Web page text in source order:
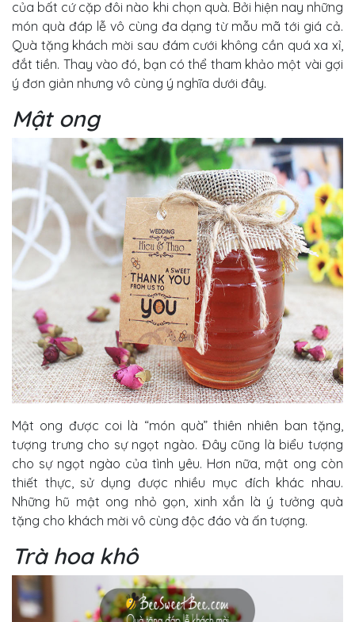
của bất cứ cặp đôi nào khi chọn quà. Bởi hiện nay những
món quà đáp lễ vô cùng đa dạng từ mẫu mã tới giá cả.
Quà tặng khách mời sau đám cưới không cần quá xa xỉ,
đắt tiền. Thay vào đó, bạn có thể tham khảo một vài gợi
ý đơn giản nhưng vô cùng ý nghĩa dưới đây.
Mật ong
Mật ong được coi là “món quà” thiên nhiên ban tặng,
tượng trưng cho sự ngọt ngào. Đây cũng là biểu tượng
cho sự ngọt ngào của tình yêu. Hơn nữa, mật ong còn
thiết thực, sử dụng được nhiều mục đích khác nhau.
Những hũ mật ong nhỏ gọn, xinh xắn là ý tưởng quà
tặng cho khách mời vô cùng độc đáo và ấn tượng.
Trà hoa khô